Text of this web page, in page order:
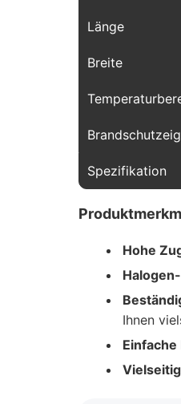
Länge
Breite
Spezifikation
Hohe
Ihnen